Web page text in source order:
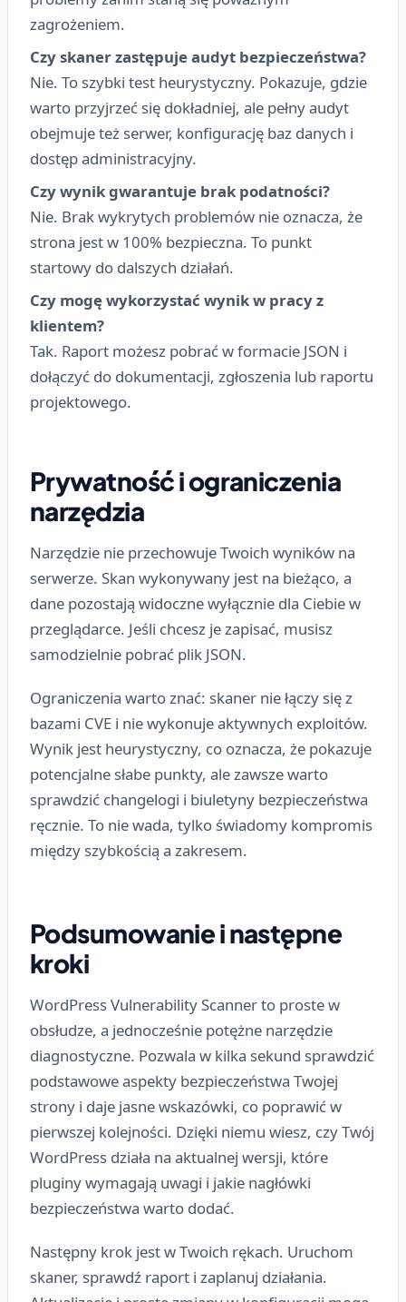
zagrożeniem.
Czy skaner zastępuje audyt bezpieczeństwa?
Nie. To szybki test heurystyczny. Pokazuje, gdzie
warto przyjrzeć się dokładniej, ale pełny audyt
obejmuje też serwer, konfigurację baz danych i
dostęp administracyjny.
Czy wynik gwarantuje brak podatności?
Nie. Brak wykrytych problemów nie oznacza, że
strona jest w 100% bezpieczna. To punkt
startowy do dalszych działań.
Czy mogę wykorzystać wynik w pracy z
klientem?
Tak. Raport możesz pobrać w formacie JSON i
dołączyć do dokumentacji, zgłoszenia lub raportu
projektowego.
Prywatność i ograniczenia
narzędzia
Narzędzie nie przechowuje Twoich wyników na
serwerze. Skan wykonywany jest na bieżąco, a
dane pozostają widoczne wyłącznie dla Ciebie w
przeglądarce. Jeśli chcesz je zapisać, musisz
samodzielnie pobrać plik JSON.
Ograniczenia warto znać: skaner nie łączy się z
bazami CVE i nie wykonuje aktywnych exploitów.
Wynik jest heurystyczny, co oznacza, że pokazuje
potencjalne słabe punkty, ale zawsze warto
sprawdzić changelogi i biuletyny bezpieczeństwa
ręcznie. To nie wada, tylko świadomy kompromis
między szybkością a zakresem.
Podsumowanie i następne
kroki
WordPress Vulnerability Scanner to proste w
obsłudze, a jednocześnie potężne narzędzie
diagnostyczne. Pozwala w kilka sekund sprawdzić
podstawowe aspekty bezpieczeństwa Twojej
strony i daje jasne wskazówki, co poprawić w
pierwszej kolejności. Dzięki niemu wiesz, czy Twój
WordPress działa na aktualnej wersji, które
pluginy wymagają uwagi i jakie nagłówki
bezpieczeństwa warto dodać.
Następny krok jest w Twoich rękach. Uruchom
skaner, sprawdź raport i zaplanuj działania.